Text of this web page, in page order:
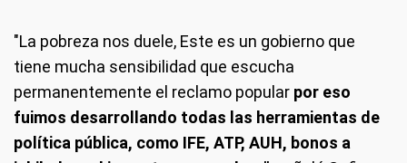
"La pobreza nos duele, Este es un gobierno que
tiene mucha sensibilidad que escucha
permanentemente el reclamo popular por eso
fuimos desarrollando todas las herramientas de
política pública, como IFE, ATP, AUH, bonos a